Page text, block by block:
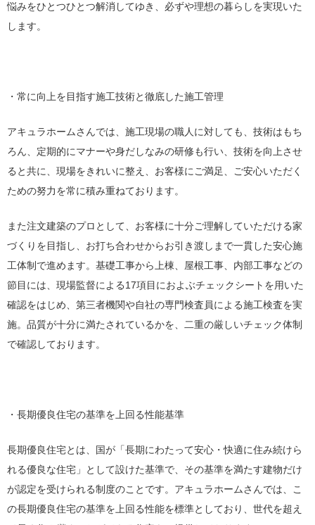
悩みをひとつひとつ解消してゆき、必ずや理想の暮らしを実現いた
します。
・常に向上を目指す施工技術と徹底した施工管理
アキュラホームさんでは、施工現場の職人に対しても、技術はもち
ろん、定期的にマナーや身だしなみの研修も行い、技術を向上させ
ると共に、現場をきれいに整え、お客様にご満足、ご安心いただく
ための努力を常に積み重ねております。
また注文建築のプロとして、お客様に十分ご理解していただける家
づくりを目指し、お打ち合わせからお引き渡しまで一貫した安心施
工体制で進めます。基礎工事から上棟、屋根工事、内部工事などの
節目には、現場監督による17項目におよぶチェックシートを用いた
確認をはじめ、第三者機関や自社の専門検査員による施工検査を実
施。品質が十分に満たされているかを、二重の厳しいチェック体制
で確認しております。
・長期優良住宅の基準を上回る性能基準
長期優良住宅とは、国が「長期にわたって安心・快適に住み続けら
れる優良な住宅」として設けた基準で、その基準を満たす建物だけ
が認定を受けられる制度のことです。アキュラホームさんでは、こ
の長期優良住宅の基準を上回る性能を標準としており、世代を超え